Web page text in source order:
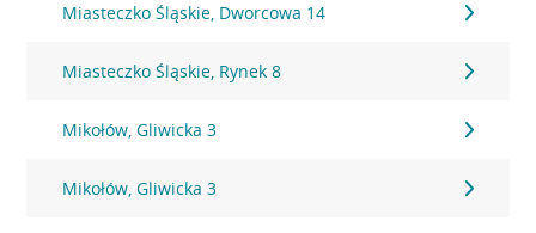
Miasteczko Śląskie, Dworcowa 14
Miasteczko Śląskie, Rynek 8
Mikołów, Gliwicka 3
Mikołów, Gliwicka 3